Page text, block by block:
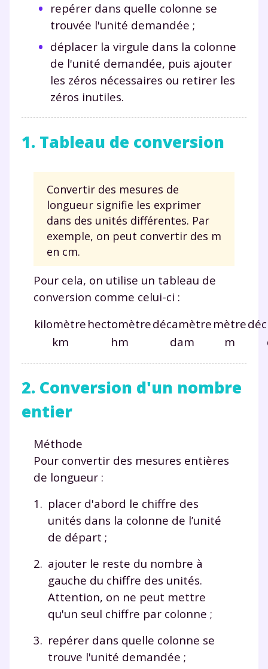
repérer dans quelle colonne se
trouvée l'unité demandée ;
déplacer la virgule dans la colonne
de l'unité demandée, puis ajouter
les zéros nécessaires ou retirer les
zéros inutiles.
1. Tableau de conversion
Convertir des mesures de
longueur signifie les exprimer
dans des unités différentes. Par
exemple, on peut convertir des m
en cm.
Pour cela, on utilise un tableau de
conversion comme celui-ci :
kilomètre hectomètredécamètre mètre
km
hm dam m
2. Conversion d'un nombre
entier
Méthode
Pour convertir des mesures entières
de longueur :
placer d'abord le chiffre des
unités dans la colonne de l’unité
de départ ;
ajouter le reste du nombre à
gauche du chiffre des unités.
Attention, on ne peut mettre
qu'un seul chiffre par colonne ;
repérer dans quelle colonne se
trouve l'unité demandée ;